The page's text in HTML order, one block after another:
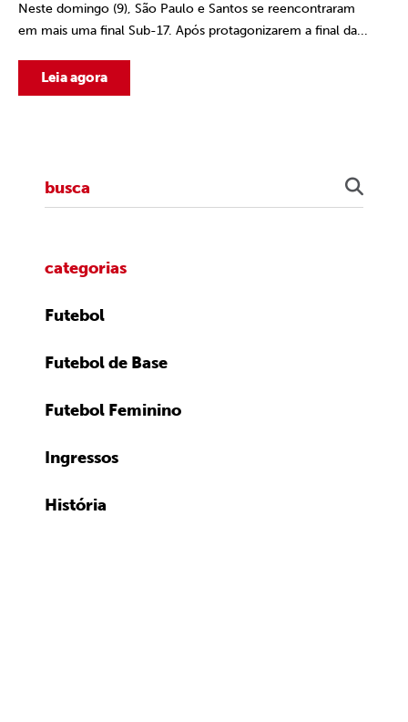
Neste domingo (9), São Paulo e Santos se reencontraram
em mais uma final Sub-17. Após protagonizarem a final da...
Leia agora
categorias
Futebol
Futebol de Base
Futebol Feminino
Ingressos
História